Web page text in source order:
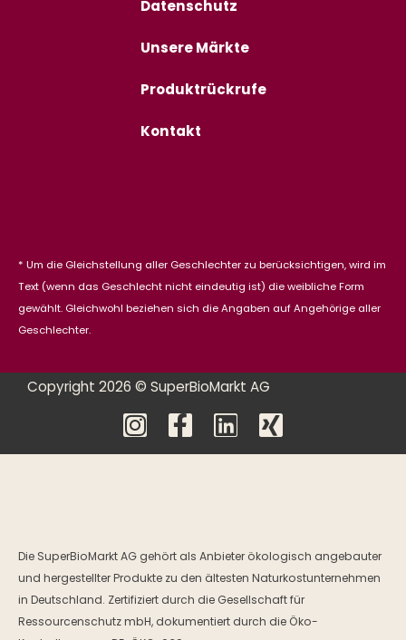
Datenschutz
Unsere Märkte
Produktrückrufe
Kontakt
* Um die Gleichstellung aller Geschlechter zu berücksichtigen, wird im
Text (wenn das Geschlecht nicht eindeutig ist) die weibliche Form
gewählt. Gleichwohl beziehen sich die Angaben auf Angehörige aller
Geschlechter.
Copyright 2026 © SuperBioMarkt AG
Die SuperBioMarkt AG gehört als Anbieter ökologisch angebauter
und hergestellter Produkte zu den ältesten Naturkostunternehmen
in Deutschland. Zertifiziert durch die Gesellschaft für
Ressourcenschutz mbH, dokumentiert durch die Öko-